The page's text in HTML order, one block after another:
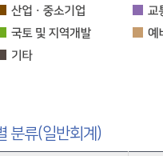
분류(일반회계)